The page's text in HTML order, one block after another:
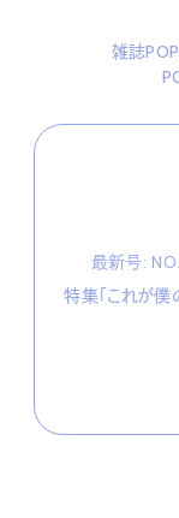
雑誌
最新号:
特集「これが僕